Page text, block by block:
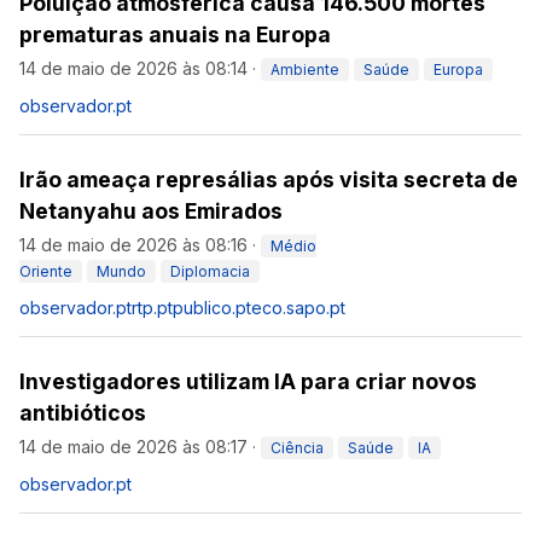
prematuras anuais na Europa
14 de maio de 2026 às 08:14 · Ambiente Saúde Europa
observador.pt
Irão ameaça represálias após visita secreta de
Netanyahu aos Emirados
14 de maio de 2026 às 08:16 ·
Médio
Oriente
Mundo Diplomacia
observador.ptrtp.ptpublico.pteco.sapo.pt
Investigadores utilizam IA para criar novos
antibióticos
14 de maio de 2026 às 08:17 · Ciência Saúde IA
observador.pt